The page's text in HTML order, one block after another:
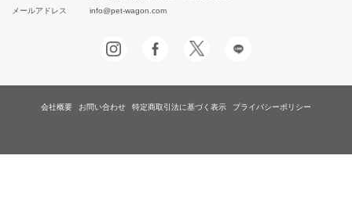
メールアドレス
info@pet-wagon.com
会社概要 お問い合わせ 特定商取引法に基づく表示 プライバシーポリシー